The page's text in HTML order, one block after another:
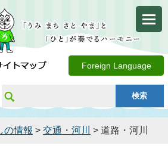
Foreign Language
の情報 > 交通・河川 > 道路・河川